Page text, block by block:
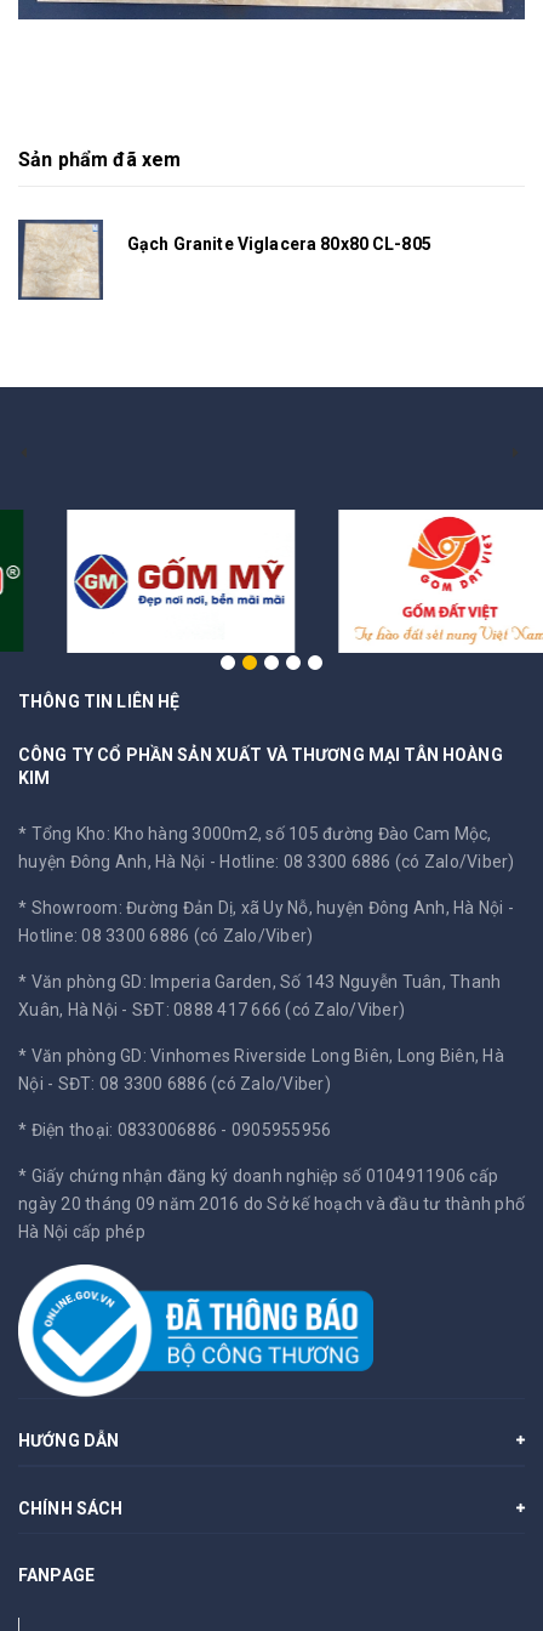
Sản phẩm đã xem
Gạch Granite Viglacera 80x80 CL-805
THÔNG TIN LIÊN HỆ
CÔNG TY CỔ PHẦN SẢN XUẤT VÀ THƯƠNG MẠI TÂN HOÀNG
KIM
* Tổng Kho: Kho hàng 3000m2, số 105 đường Đào Cam Mộc,
huyện Đông Anh, Hà Nội - Hotline: 08 3300 6886 (có Zalo/Viber)
* Showroom: Đường Đản Dị, xã Uy Nỗ, huyện Đông Anh, Hà Nội -
Hotline: 08 3300 6886 (có Zalo/Viber)
* Văn phòng GD: Imperia Garden, Số 143 Nguyễn Tuân, Thanh
Xuân, Hà Nội - SĐT: 0888 417 666 (có Zalo/Viber)
* Văn phòng GD: Vinhomes Riverside Long Biên, Long Biên, Hà
Nội - SĐT: 08 3300 6886 (có Zalo/Viber)
* Điện thoại: 0833006886 - 0905955956
* Giấy chứng nhận đăng ký doanh nghiệp số 0104911906 cấp
ngày 20 tháng 09 năm 2016 do Sở kế hoạch và đầu tư thành phố
Hà Nội cấp phép
HƯỚNG DẪN
CHÍNH SÁCH
FANPAGE